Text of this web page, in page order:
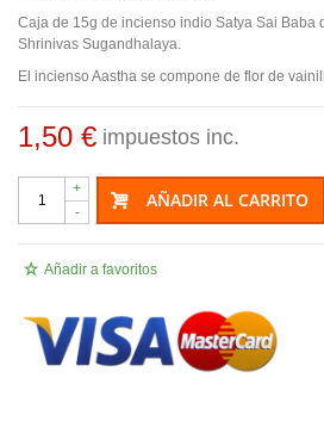
Caja de 15g de incienso indio Satya Sai Baba
Shrinivas Sugandhalaya.
El incienso Aastha se compone de flor de
1,50 € impuestos inc.
-
+ AÑADIR AL CARRITO
Añadir a favoritos